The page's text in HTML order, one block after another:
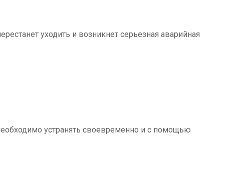
уходить и возникнет серьезная аварийная
устранять своевременно и с помощью